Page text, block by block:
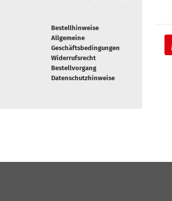
Bestellhinweise
Allgemeine
Geschäftsbedingungen
Widerrufsrecht
Bestellvorgang
Datenschutzhinweise